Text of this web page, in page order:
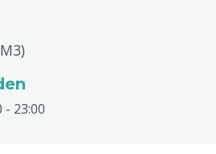
- 23:00